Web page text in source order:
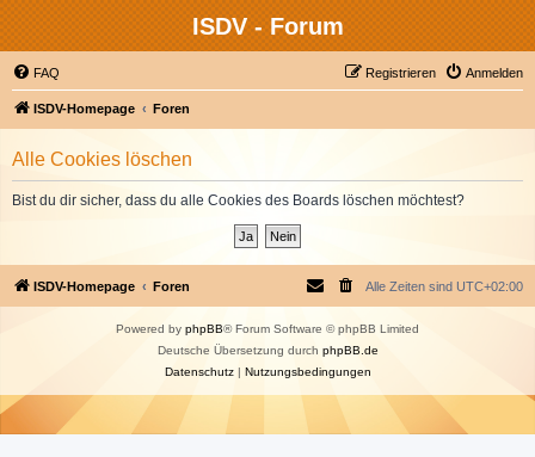
ISDV - Forum
FAQ Anmelden
Registrieren
ISDV-Homepage Foren
Alle Cookies löschen
Bist du dir sicher, dass du alle Cookies des Boards löschen möchtest?
ISDV-Homepage Foren Alle Zeiten sind UTC+02:00
Powered by phpBB® Forum Software © phpBB Limited
Deutsche Übersetzung durch phpBB.de
Datenschutz| Nutzungsbedingungen